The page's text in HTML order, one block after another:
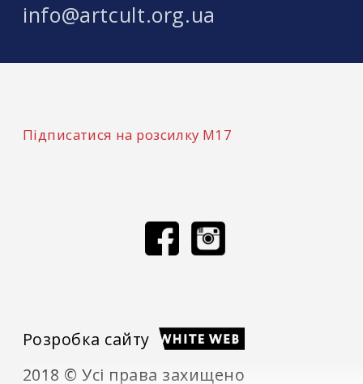
info@artcult.org.ua
Підписатися на розсилку М17
Розробка сайту
2018 © Усі права захищено